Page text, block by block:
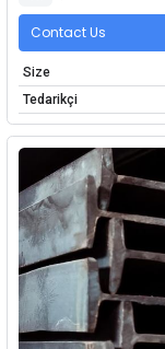
Contact Us
Size
Tedarikçi